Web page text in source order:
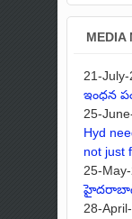
MEDIA
21-July-
ఇంధన
25-
Hyd
not just
25-
28-